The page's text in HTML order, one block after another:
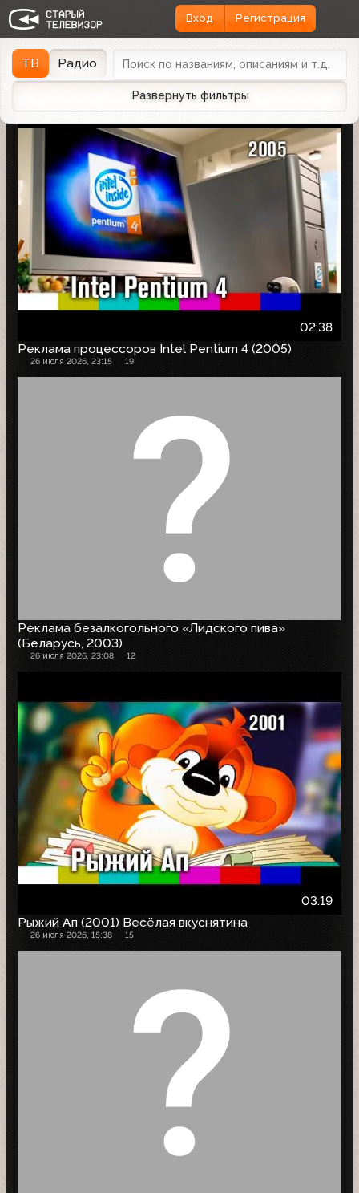
Вход Регистрация
ТВ Радио
Развернуть фильтры
Найдено 1166 записей Дата эфираДата заливки
02:38
Реклама процессоров Intel Pentium 4 (2005)
26 июля 2026, 23:15 19
Реклама безалкогольного «Лидского пива»
(Беларусь, 2003)
26 июля 2026, 23:08 12
03:19
Рыжий Ап (2001) Весёлая вкуснятина
26 июля 2026, 15:38 15